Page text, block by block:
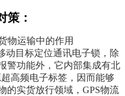
策：
物运输中的作用
动目标定位通讯电子锁，除
警功能外，它内部集成有北
高频电子标签，因而能够
的实货放行领域， GPS物流